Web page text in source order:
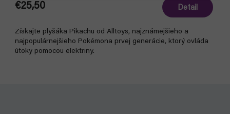
€25,50 Detail
Získajte plyšáka Pikachu od Alltoys, najznámejšieho a
najpopulárnejšieho Pokémona prvej generácie, ktorý ovláda
útoky pomocou elektriny.